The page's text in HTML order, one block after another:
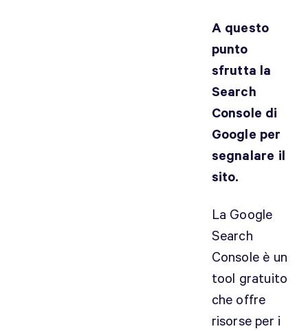
A questo
punto
sfrutta la
Search
Console di
Google per
segnalare il
sito.
La Google
Search
Console è un
tool gratuito
che offre
risorse per i